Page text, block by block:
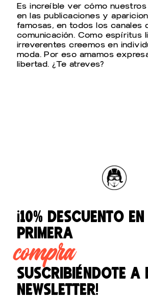
Es increíble ver cómo
en las publicaciones y
famosas, en todos los canales
comunicación. Como espíritus
irreverentes creemos en
moda. Por eso amamos
libertad. ¿Te atreves?
¡10% descuento
primera
compra
suscribiéndote a
newsletter!